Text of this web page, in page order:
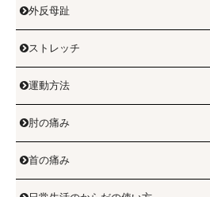
外反母趾
ストレッチ
運動方法
肘の痛み
首の痛み